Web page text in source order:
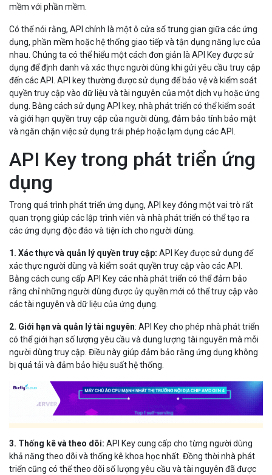
mềm với phần mềm.
Có thể nói rằng, API chính là một ô cửa sổ trung gian giữa các ứng
dụng, phần mềm hoặc hệ thống giao tiếp và tận dụng năng lực của
nhau. Chúng ta có thể hiểu một cách đơn giản là API Key được sử
dụng để định danh và xác thực người dùng khi gửi yêu cầu truy cập
đến các API. API key thường được sử dụng để bảo vệ và kiểm soát
quyền truy cập vào dữ liệu và tài nguyên của một dịch vụ hoặc ứng
dụng. Bằng cách sử dụng API key, nhà phát triển có thể kiểm soát
và giới hạn quyền truy cập của người dùng, đảm bảo tính bảo mật
và ngăn chặn việc sử dụng trái phép hoặc lạm dụng các API.
API Key trong phát triển ứng
dụng
Trong quá trình phát triển ứng dụng, API key đóng một vai trò rất
quan trọng giúp các lập trình viên và nhà phát triển có thể tạo ra
các ứng dụng độc đáo và tiện ích cho người dùng.
1. Xác thực và quản lý quyền truy cập: API Key được sử dụng để
xác thực người dùng và kiểm soát quyền truy cập vào các API.
Bằng cách cung cấp API Key các nhà phát triển có thể đảm bảo
rằng chỉ những người dùng được ủy quyền mới có thể truy cập vào
các tài nguyên và dữ liệu của ứng dụng.
2. Giới hạn và quản lý tài nguyên: API Key cho phép nhà phát triển
có thể giới hạn số lượng yêu cầu và dung lượng tài nguyên mà mỗi
người dùng truy cập. Điều này giúp đảm bảo rằng ứng dụng không
bị quá tải và đảm bảo hiệu suất hệ thống.
3. Thống kê và theo dõi: API Key cung cấp cho từng người dùng
khả năng theo dõi và thống kê khoa học nhất. Đồng thời nhà phát
triển cũng có thể theo dõi số lượng yêu cầu và tài nguyên đã được